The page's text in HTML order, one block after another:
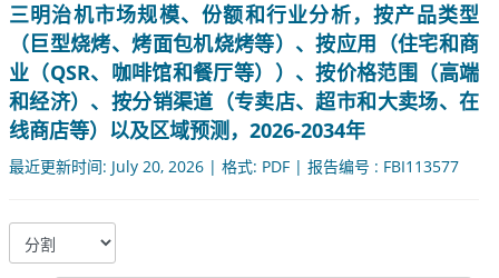
三明治机市场规模、份额和行业分析，按产品类型
（巨型烧烤、烤面包机烧烤等）、按应用（住宅和商
业（QSR、咖啡馆和餐厅等））、按价格范围（高端
和经济）、按分销渠道（专卖店、超市和大卖场、在
线商店等）以及区域预测，2026-2034年
最近更新时间: July 20, 2026 | 格式: PDF | 报告编号 : FBI113577